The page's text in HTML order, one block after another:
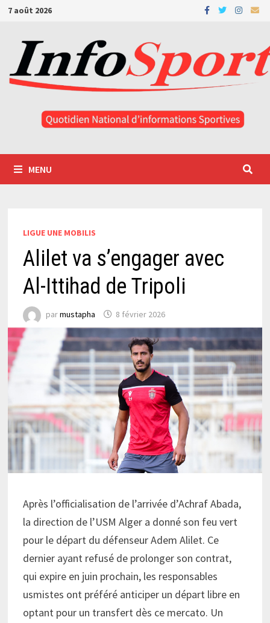
Passer
contenu
7 août 2026
MENU
LIGUE UNE MOBILIS
Alilet va s’engager avec
Al-Ittihad de Tripoli
parmustapha 8 février 2026
Après l’officialisation de l’arrivée d’Achraf Abada,
la direction de l’USM Alger a donné son feu vert
pour le départ du défenseur Adem Alilet. Ce
dernier ayant refusé de prolonger son contrat,
qui expire en juin prochain, les responsables
usmistes ont préféré anticiper un départ libre en
optant pour un transfert dès ce mercato. Un